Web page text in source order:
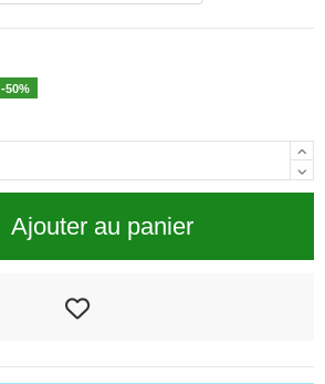
-50%
Ajouter au panier